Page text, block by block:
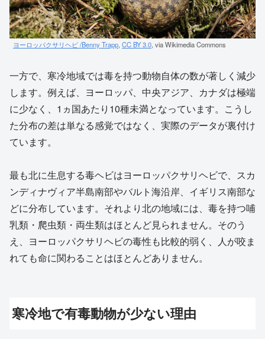
ヨーロッパクサリヘビ /Benny Trapp, CC BY 3.0, via Wikimedia Commons
一方で、寒冷地域では毒を持つ動物自体の数が著しく減少
します。例えば、ヨーロッパ、中央アジア、カナダは極端
に少なく、1ヵ国あたり10種未満となっています。こうし
た分布の差は単なる感覚ではなく、実際のデータが裏付け
ています。
最も北に生息する毒ヘビはヨーロッパクサリヘビで、スカ
ンディナヴィア半島南部やバルト海沿岸、イギリス南部な
どに分布しています。それより北の地域には、毒を持つ哺
乳類・爬虫類・両生類はほとんど見られません。そのう
え、ヨーロッパクサリヘビの毒性も比較的弱く、人が咬ま
れても命に関わることはほとんどありません。
寒冷地で有毒動物が少ない理由